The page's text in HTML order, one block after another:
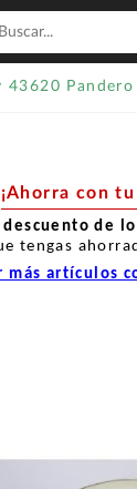
43620
¡Ahorra con
descuento de
tengas
más artículos